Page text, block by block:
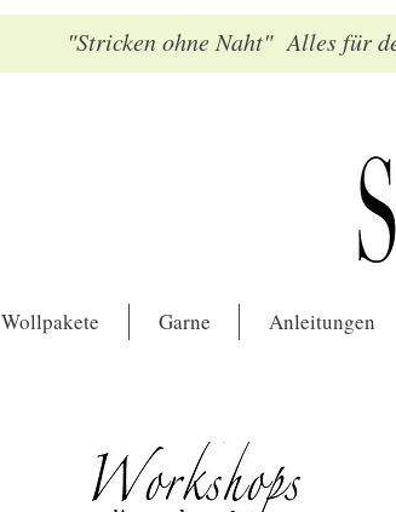
"Stricken ohne Naht" Alles für
Wollpakete Garne Anleitungen